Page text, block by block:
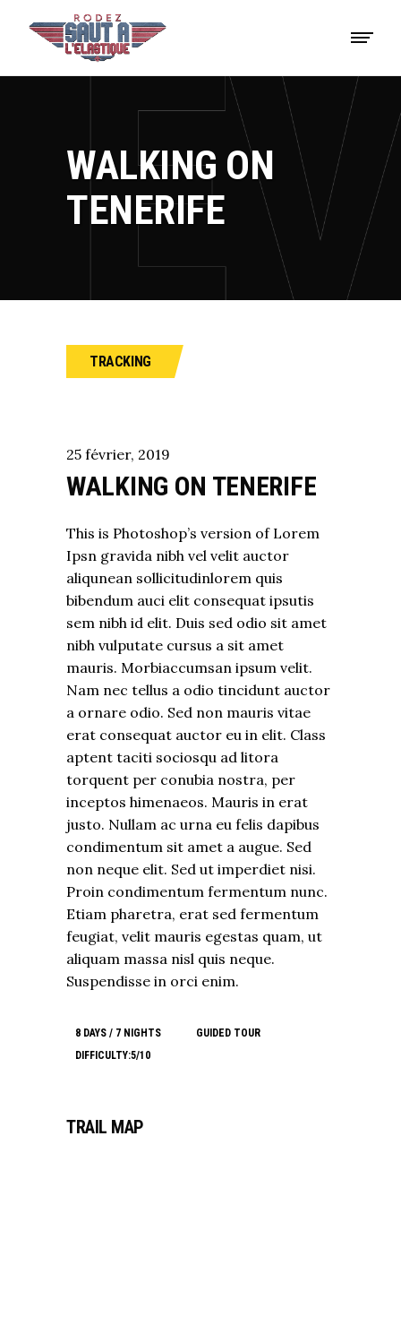
WALKING ON
TENERIFE
TRACKING
25 février, 2019
WALKING ON TENERIFE
This is Photoshop’s version of Lorem
Ipsn gravida nibh vel velit auctor
aliqunean sollicitudinlorem quis
bibendum auci elit consequat ipsutis
sem nibh id elit. Duis sed odio sit amet
nibh vulputate cursus a sit amet
mauris. Morbiaccumsan ipsum velit.
Nam nec tellus a odio tincidunt auctor
a ornare odio. Sed non mauris vitae
erat consequat auctor eu in elit. Class
aptent taciti sociosqu ad litora
torquent per conubia nostra, per
inceptos himenaeos. Mauris in erat
justo. Nullam ac urna eu felis dapibus
condimentum sit amet a augue. Sed
non neque elit. Sed ut imperdiet nisi.
Proin condimentum fermentum nunc.
Etiam pharetra, erat sed fermentum
feugiat, velit mauris egestas quam, ut
aliquam massa nisl quis neque.
Suspendisse in orci enim.
8 DAYS / 7 NIGHTS
GUIDED TOUR
DIFFICULTY:5/10
TRAIL MAP